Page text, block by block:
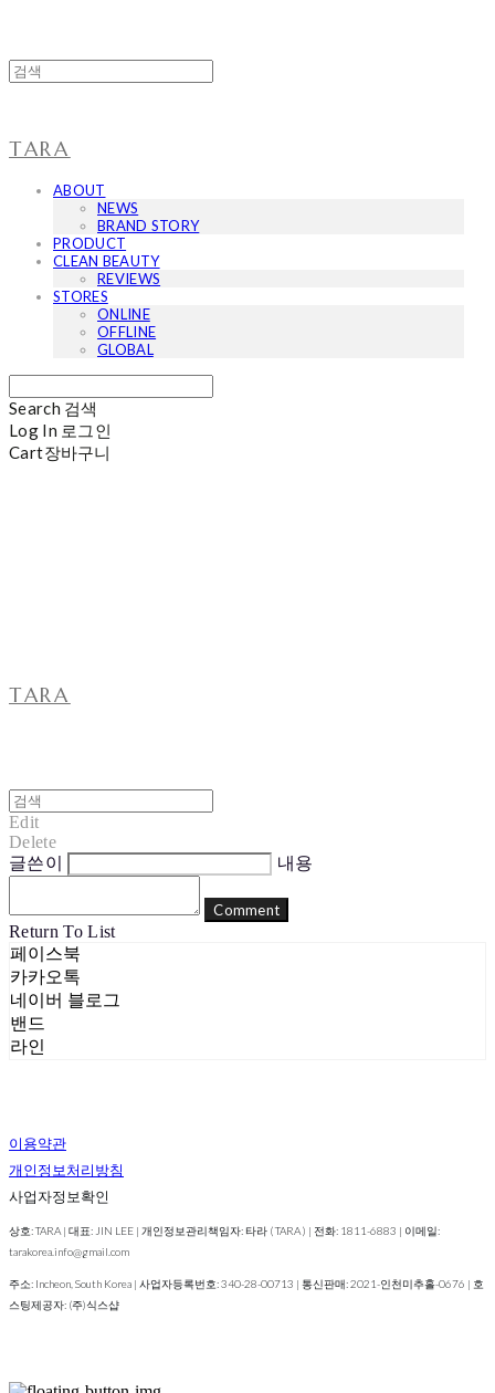
TARA
ABOUT
NEWS
BRAND STORY
PRODUCT
CLEAN BEAUTY
REVIEWS
STORES
ONLINE
OFFLINE
GLOBAL
Search 검색
Log In 로그인
Cart장바구니
TARA
Edit
Delete
글쓴이
내용
Comment
Return To List
페이스북
카카오톡
네이버 블로그
밴드
라인
이용약관
개인정보처리방침
사업자정보확인
상호: TARA | 대표: JIN LEE | 개인정보관리책임자: 타라 ( TARA ) | 전화: 1811-6883 | 이메일:
tarakorea.info@gmail.com
주소: Incheon, South Korea | 사업자등록번호:340-28-00713 | 통신판매:2021-인천미추홀-0676 | 호
스팅제공자: (주)식스샵